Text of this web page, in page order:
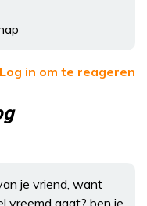
Log in om te reageren
je vriend, want
vreemd gaat? ben je